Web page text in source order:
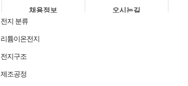
전지 분류
리튬이온전지
전지구조
제조공정
채용정보 오시는길